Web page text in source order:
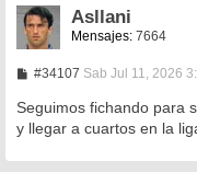
Asllani
Mensajes: 7664
#34107M
n
a
e
Sab Jul 11, 2026
Seguimos fichando para
y llegar a cuartos en la